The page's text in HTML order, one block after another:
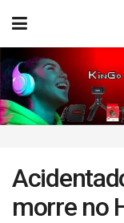
morre no